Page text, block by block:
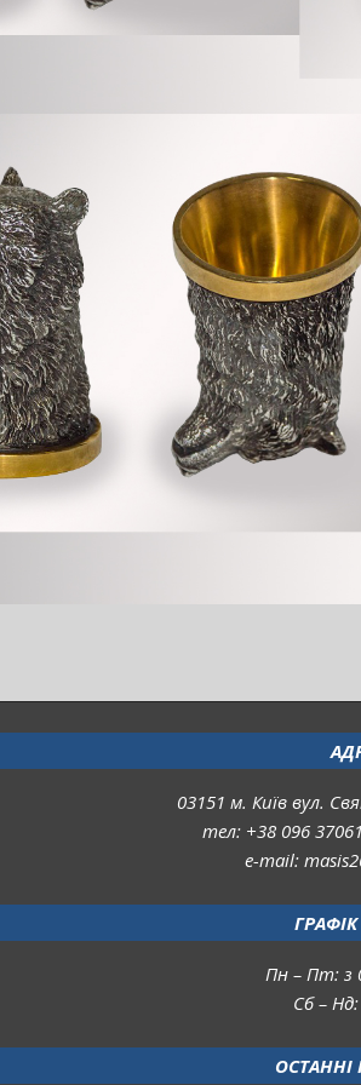
03151 м. Київ вул.
тел: +38 096
e-mail:
Пн – Пт: з
Сб –
ОСТАННІ